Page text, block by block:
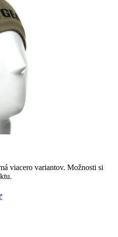
viacero variantov. Možnosti si